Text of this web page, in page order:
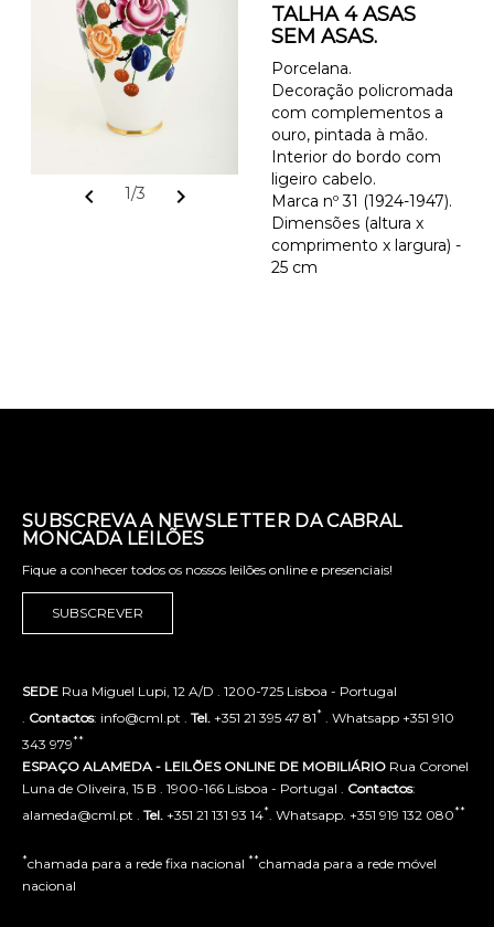
chevron_left 1/3 chevron_right
TALHA 4 ASAS
SEM ASAS.
Porcelana.
Decoração policromada
com complementos a
ouro, pintada à mão.
Interior do bordo com
ligeiro cabelo.
Marca nº 31 (1924-1947).
Dimensões (altura x
comprimento x largura) -
25 cm
SUBSCREVA A NEWSLETTER DA CABRAL
MONCADA LEILÕES
Fique a conhecer todos os nossos leilões online e presenciais!
SUBSCREVER
SEDE Rua Miguel Lupi, 12 A/D . 1200-725 Lisboa - Portugal
Contactos: info@cml.pt . Tel. +351 21 395 47 81* . Whatsapp +351 910
343 979**
ESPAÇO ALAMEDA - LEILÕES ONLINE DE MOBILIÁRIO Rua Coronel
Luna de Oliveira, 15 B . 1900-166 Lisboa - Portugal . Contactos:
alameda@cml.pt . Tel. +351 21 131 93 14* . Whatsapp. +351 919 132 080**
*chamada para a rede fixa nacional **chamada para a rede móvel
nacional